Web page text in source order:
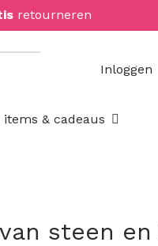
retourneren
Inloggen
items & cadeaus Open
steen